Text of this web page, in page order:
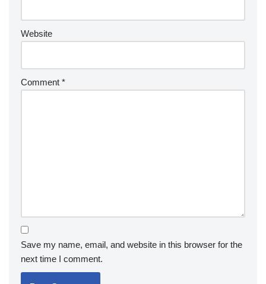
Website
Comment *
Save my name, email, and website in this browser for the
next time I comment.